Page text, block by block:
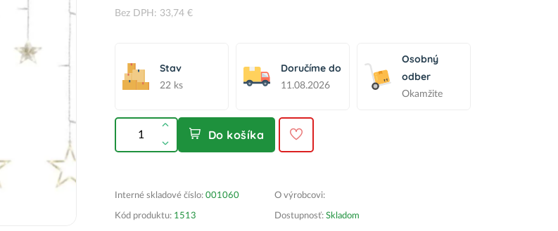
Bez DPH: 33,74 €
Stav
22 ks
Doručíme do
11.08.2026
Osobný
odber
Okamžite
Do košíka
Interné skladové číslo: 001060
Kód produktu: 1513
O výrobcovi:
Dostupnosť: Skladom